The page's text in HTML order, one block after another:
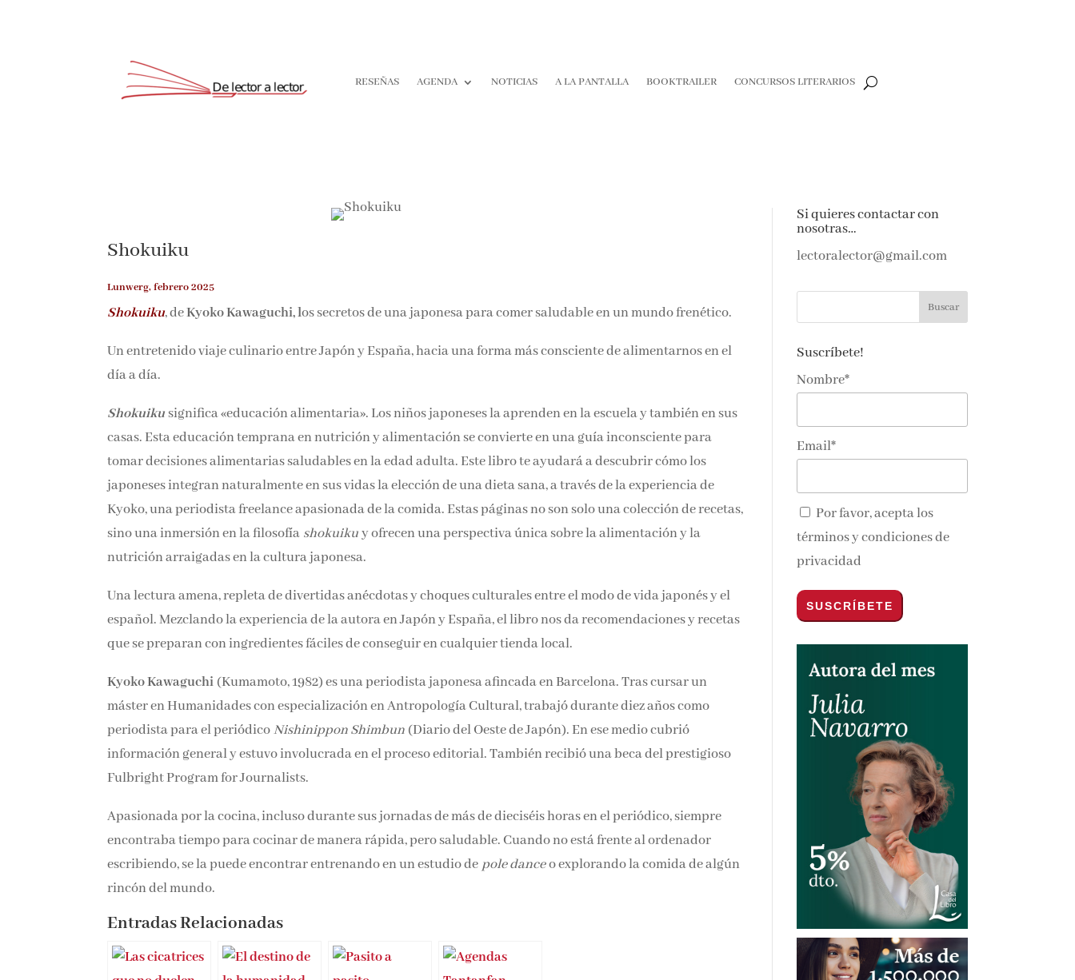
RESEÑAS AGENDA NOTICIAS A LA PANTALLA BOOKTRAILER CONCURSOS LITERARIOS
Shokuiku
Lunwerg, febrero 2025
Shokuiku, deKyoko Kawaguchi, los secretos de una japonesa para comer saludable en un mundo frenético.
Un entretenido viaje culinario entre Japón y España, hacia una forma más consciente de alimentarnos en el
día a día.
Shokuikusignifica «educación alimentaria». Los niños japoneses la aprenden en la escuela y también en sus
casas. Esta educación temprana en nutrición y alimentación se convierte en una guía inconsciente para
tomar decisiones alimentarias saludables en la edad adulta. Este libro te ayudará a descubrir cómo los
japoneses integran naturalmente en sus vidas la elección de una dieta sana, a través de la experiencia de
Kyoko, una periodista freelance apasionada de la comida. Estas páginas no son solo una colección de recetas,
sino una inmersión en la filosofía shokuikuy ofrecen una perspectiva única sobre la alimentación y la
nutrición arraigadas en la cultura japonesa.
Una lectura amena, repleta de divertidas anécdotas y choques culturales entre el modo de vida japonés y el
español. Mezclando la experiencia de la autora en Japón y España, el libro nos da recomendaciones y recetas
que se preparan con ingredientes fáciles de conseguir en cualquier tienda local.
Kyoko Kawaguchi (Kumamoto, 1982) es una periodista japonesa afincada en Barcelona. Tras cursar un
máster en Humanidades con especialización en Antropología Cultural, trabajó durante diez años como
periodista para el periódicoNishinippon Shimbun (Diario del Oeste de Japón). En ese medio cubrió
información general y estuvo involucrada en el proceso editorial. También recibió una beca del prestigioso
Fulbright Program for Journalists.
Apasionada por la cocina, incluso durante sus jornadas de más de dieciséis horas en el periódico, siempre
encontraba tiempo para cocinar de manera rápida, pero saludable. Cuando no está frente al ordenador
escribiendo, se la puede encontrar entrenando en un estudio de pole danceo explorando la comida de algún
rincón del mundo.
Entradas Relacionadas
Si quieres contactar con
nosotras…
lectoralector@gmail.com
Suscríbete!
Nombre*
Email*
Por favor, acepta los
términos y condiciones de
privacidad